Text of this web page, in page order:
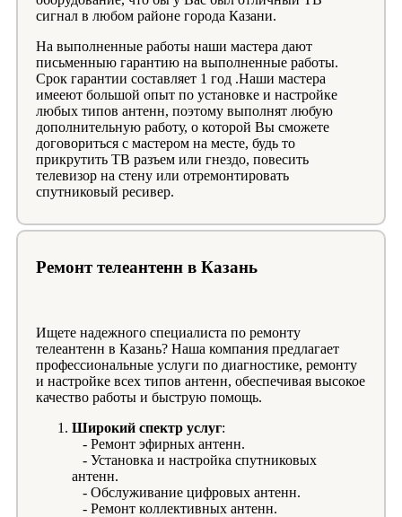
сигнал в любом районе города Казани.
На выполненные работы наши мастера дают
письменныю гарантию на выполненные работы.
Срок гарантии составляет 1 год .Наши мастера
имееют большой опыт по установке и настройке
любых типов антенн, поэтому выполнят любую
дополнительную работу, о которой Вы сможете
договориться с мастером на месте, будь то
прикрутить ТВ разъем или гнездо, повесить
телевизор на стену или отремонтировать
спутниковый ресивер.
Ремонт телеантенн в Казань
Ищете надежного специалиста по ремонту
телеантенн в Казань? Наша компания предлагает
профессиональные услуги по диагностике, ремонту
и настройке всех типов антенн, обеспечивая высокое
качество работы и быструю помощь.
Широкий спектр услуг:
- Ремонт эфирных антенн.
- Установка и настройка спутниковых
антенн.
- Обслуживание цифровых антенн.
- Ремонт коллективных антенн.